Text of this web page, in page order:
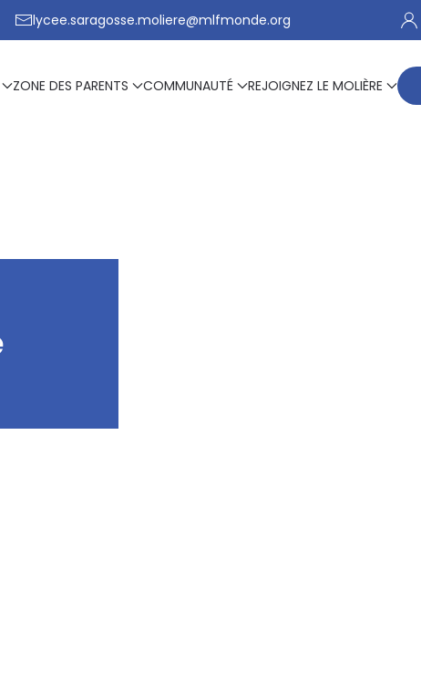
lycee.saragosse.moliere@mlfmonde.org
ZONE DES PARENTS COMMUNAUTÉ REJOIGNEZ LE MOLIÈRE